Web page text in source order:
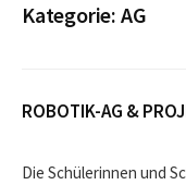
Kategorie: AG
ROBOTIK-AG &
Die Schülerinnen und